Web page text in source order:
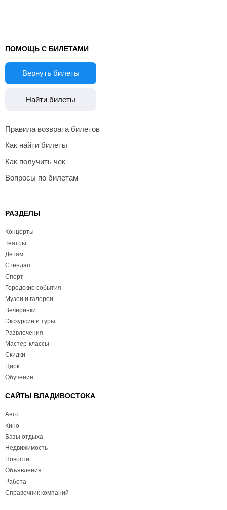
ПОМОЩЬ С БИЛЕТАМИ
Вернуть билеты
Найти билеты
Правила возврата билетов
Как найти билеты
Как получить чек
Вопросы по билетам
РАЗДЕЛЫ
Концерты
Театры
Детям
Стендап
Спорт
Городские события
Музеи и галереи
Вечеринки
Экскурсии и туры
Развлечения
Мастер-классы
Скидки
Цирк
Обучение
САЙТЫ ВЛАДИВОСТОКА
Авто
Кино
Базы отдыха
Недвижимость
Новости
Объявления
Работа
Справочник компаний